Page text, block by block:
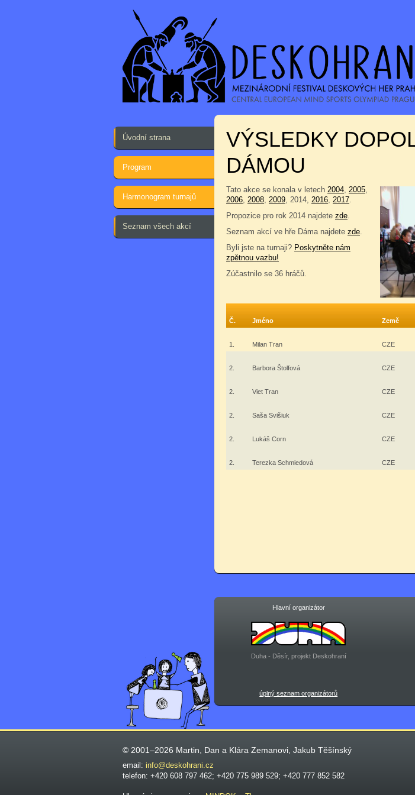
Úvodní strana
Program
Harmonogram turnajů
Seznam všech akcí
VÝSLEDKY
DÁMOU
Tato akce se konala v letech 2004, 2005,
2006, 2008, 2009, 2014, 2016, 2017.
Propozice pro rok 2014 najdete zde.
Seznam akcí ve hře Dáma najdete zde.
Byli jste na turnaji? Poskytněte nám
zpětnou vazbu!
Zúčastnilo se 36 hráčů.
Č. Jméno Země
1. Milan Tran CZE
2. Barbora Štolfová CZE
2. Viet Tran CZE
2. Saša Svišiuk CZE
2. Lukáš Corn CZE
2. Terezka Schmiedová CZE
Hlavní organizátor
Duha - Děsír, projekt Deskohraní
úplný seznam organizátorů
© 2001–2026 Martin, Dan a Klára Zemanovi, Jakub Těšínský
email: info@deskohrani.cz
telefon: +420 608 797 462; +420 775 989 529; +420 777 852 582